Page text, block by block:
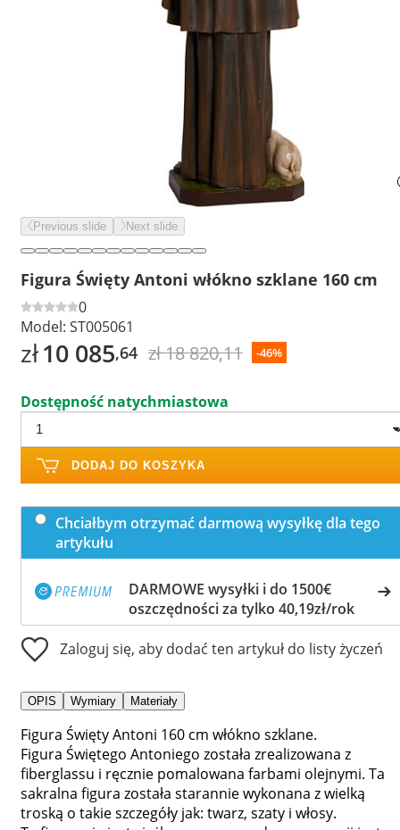
Previous slide Next slide
Figura Święty Antoni włókno szklane 160 cm
0
Model: ST005061
zł10 085,64 zł 18 820,11 -46%
Dostępność natychmiastowa
DODAJ DO KOSZYKA
Chciałbym otrzymać darmową wysyłkę dla tego
artykułu
DARMOWE wysyłki i do 1500€
oszczędności za tylko 40,19zł/rok
Zaloguj się, aby dodać ten artykuł do listy życzeń
OPIS Wymiary Materiały
Figura Święty Antoni 160 cm włókno szklane.
Figura Świętego Antoniego została zrealizowana z
fiberglassu i ręcznie pomalowana farbami olejnymi. Ta
sakralna figura została starannie wykonana z wielką
troską o takie szczegóły jak: twarz, szaty i włosy.